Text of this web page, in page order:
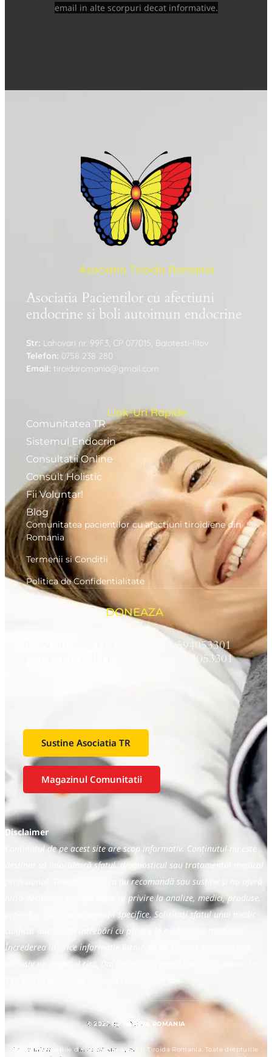
email in alte scorpuri decat informative.
Asociatia Tiroida Romania
Asociatia Pacientilor cu afectiuni
endocrine si boli autoimun endocrine
Str: Lahovari nr. 99F3, CP 077015, Balotesti-Ilfov
Telefon: 0758 238 280
Email: tiroidaromania@gmail.com
Link-Uri Rapide
Comunitatea TR
Sistemul Endocrin
Consultatii Online
Consult Holistic
Fii Voluntar!
Blog
Comunitatea pacientilor cu afectiuni tiroidiene din
Romania
Termenii si Conditii
Politica de Confidentialitate
DONEAZA
RON RO95BTRLRONCRT0594053301
EURO RO45BTRLEURCRT0594053301
Sustine Asociatia TR
Magazinul Comunitatii
Disclaimer
Conținutul de pe acest site are scop informativ. Conținutul nu este
destinat să înlocuiască sfatul, diagnosticul sau tratamentul medical
profesional. Tiroida Romania nu recomandă sau susține și nu oferă
nicio declarație sau garanție cu privire la analize, medici, produse,
proceduri sau alte informații specifice. Solicitați sfatul unui medic
calificat dacă aveți întrebări cu privire la o afecțiune medicală.
Încrederea în orice informație furnizată de Tiroida Romania este
exclusiv pe propriul risc. Dacă aveți o urgență medicală, sunați la
© 2025 by TIROIDA ROMANIA
Toate informațiile din acest site aparțin Tiroida Romania. Toate drepturile